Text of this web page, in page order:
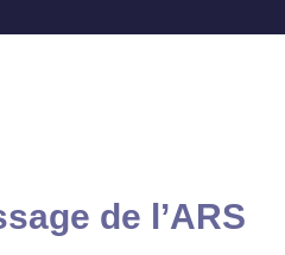
de l’ARS